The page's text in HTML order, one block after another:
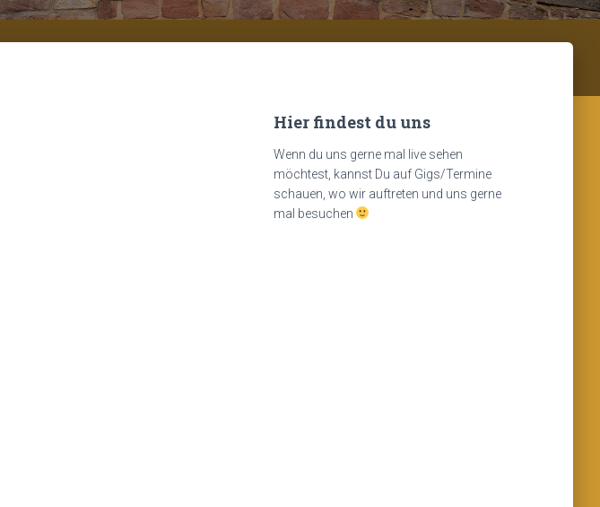
Hier findest du uns
Wenn du uns gerne mal live sehen
möchtest, kannst Du auf Gigs/Termine
schauen, wo wir auftreten und uns gerne
mal besuchen